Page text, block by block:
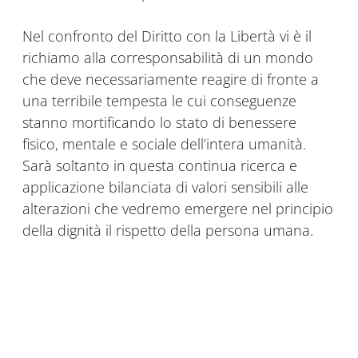
Nel confronto del Diritto con la Libertà vi è il
richiamo alla corresponsabilità di un mondo
che deve necessariamente reagire di fronte a
una terribile tempesta le cui conseguenze
stanno mortificando lo stato di benessere
fisico, mentale e sociale dell’intera umanità.
Sarà soltanto in questa continua ricerca e
applicazione bilanciata di valori sensibili alle
alterazioni che vedremo emergere nel principio
della dignità il rispetto della persona umana.